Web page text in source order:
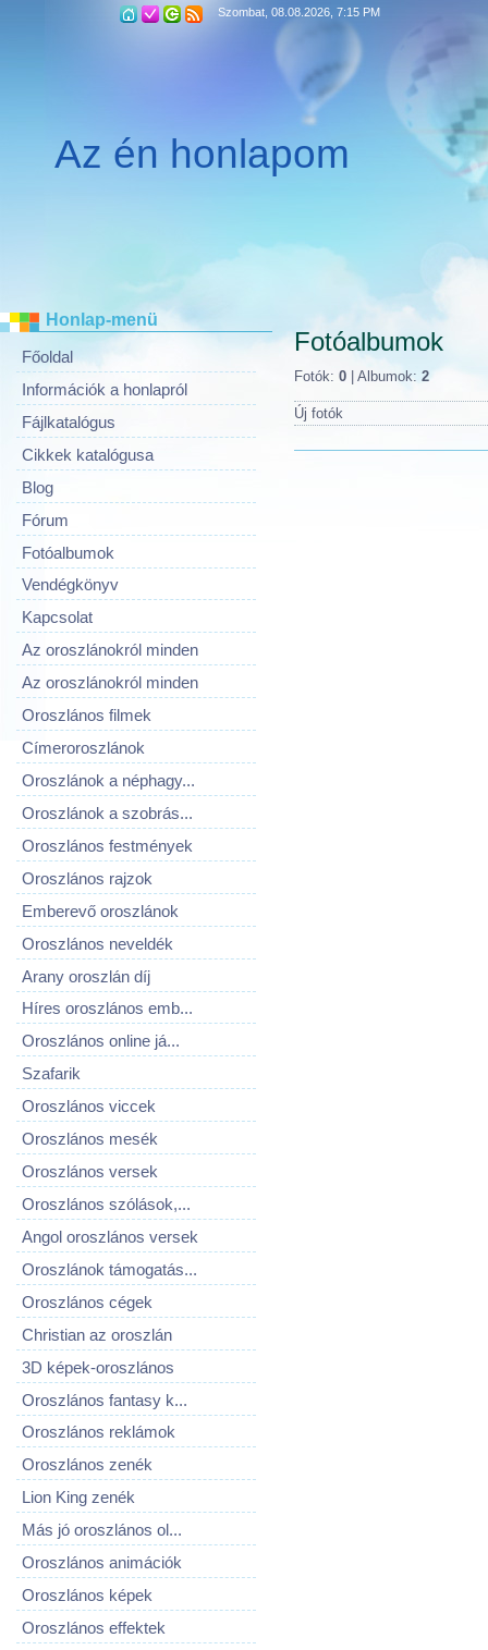
Szombat, 08.08.2026, 7:15 PM
Az én honlapom
Honlap-menü
Főoldal
Információk a honlapról
Fájlkatalógus
Cikkek katalógusa
Blog
Fórum
Fotóalbumok
Vendégkönyv
Kapcsolat
Az oroszlánokról minden
Az oroszlánokról minden
Oroszlános filmek
Címeroroszlánok
Oroszlánok a néphagy...
Oroszlánok a szobrás...
Oroszlános festmények
Oroszlános rajzok
Emberevő oroszlánok
Oroszlános neveldék
Arany oroszlán díj
Híres oroszlános emb...
Oroszlános online já...
Szafarik
Oroszlános viccek
Oroszlános mesék
Oroszlános versek
Oroszlános szólások,...
Angol oroszlános versek
Oroszlánok támogatás...
Oroszlános cégek
Christian az oroszlán
3D képek-oroszlános
Oroszlános fantasy k...
Oroszlános reklámok
Oroszlános zenék
Lion King zenék
Más jó oroszlános ol...
Oroszlános animációk
Oroszlános képek
Oroszlános effektek
Fotóalbumok
Fotók: 0 | Albumok: 2
Új fotók